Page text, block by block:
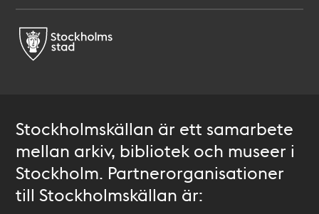
Stockholmskällan är ett samarbete
mellan arkiv, bibliotek och museer i
Stockholm. Partnerorganisationer
till Stockholmskällan är: